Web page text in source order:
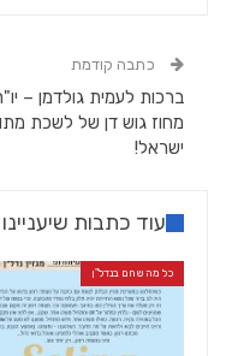
כתבה קודמת
ברכות לעמית גולדמן –
מחוז גוש דן של לשכת
ישראל!
עוד כתבות
כל מה שחם בנדל"ן